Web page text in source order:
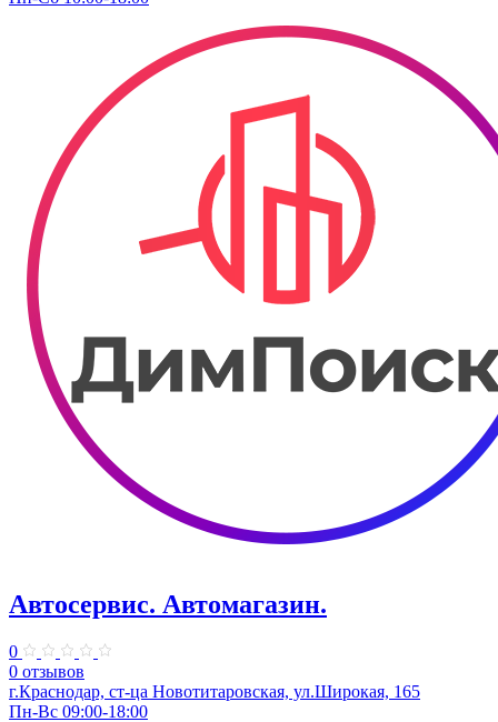
Автосервис. Автомагазин.
0
0 отзывов
г.Краснодар, ст-ца Новотитаровская, ул.Широкая, 165
Пн-Вс 09:00-18:00